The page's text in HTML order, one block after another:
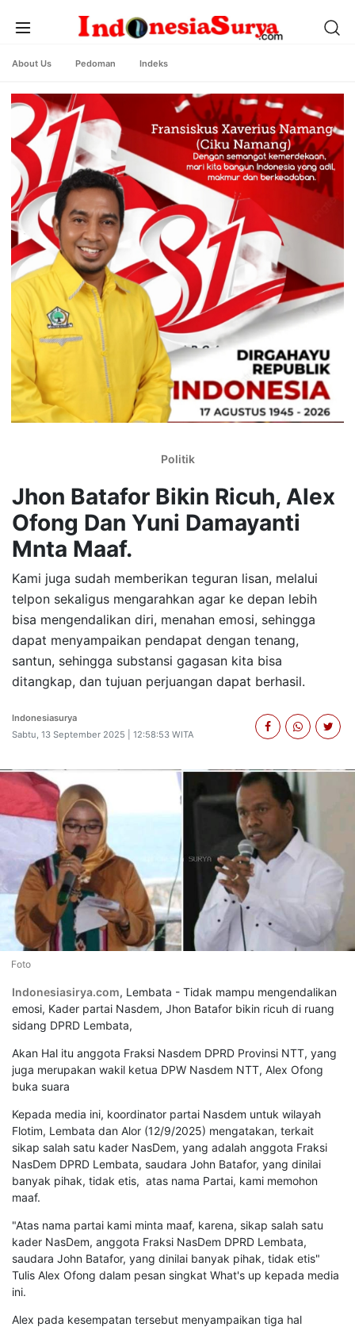
About Us Pedoman Indeks
Politik
Jhon Batafor Bikin Ricuh, Alex
Ofong Dan Yuni Damayanti
Mnta Maaf.
Kami juga sudah memberikan teguran lisan, melalui
telpon sekaligus mengarahkan agar ke depan lebih
bisa mengendalikan diri, menahan emosi, sehingga
dapat menyampaikan pendapat dengan tenang,
santun, sehingga substansi gagasan kita bisa
ditangkap, dan tujuan perjuangan dapat berhasil.
Indonesiasurya
Sabtu, 13 September 2025 | 12:58:53 WITA
Foto
Indonesiasirya.com, Lembata - Tidak mampu mengendalikan
emosi, Kader partai Nasdem, Jhon Batafor bikin ricuh di ruang
sidang DPRD Lembata,
Akan Hal itu anggota Fraksi Nasdem DPRD Provinsi NTT, yang
juga merupakan wakil ketua DPW Nasdem NTT, Alex Ofong
buka suara
Kepada media ini, koordinator partai Nasdem untuk wilayah
Flotim, Lembata dan Alor (12/9/2025) mengatakan, terkait
sikap salah satu kader NasDem, yang adalah anggota Fraksi
NasDem DPRD Lembata, saudara John Batafor, yang dinilai
banyak pihak, tidak etis, atas nama Partai, kami memohon
maaf.
"Atas nama partai kami minta maaf, karena, sikap salah satu
kader NasDem, anggota Fraksi NasDem DPRD Lembata,
saudara John Batafor, yang dinilai banyak pihak, tidak etis"
Tulis Alex Ofong dalam pesan singkat What's up kepada media
ini.
Alex pada kesempatan tersebut menyampaikan tiga hal